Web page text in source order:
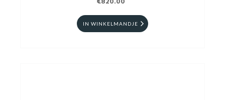
IN WINKELMANDJE